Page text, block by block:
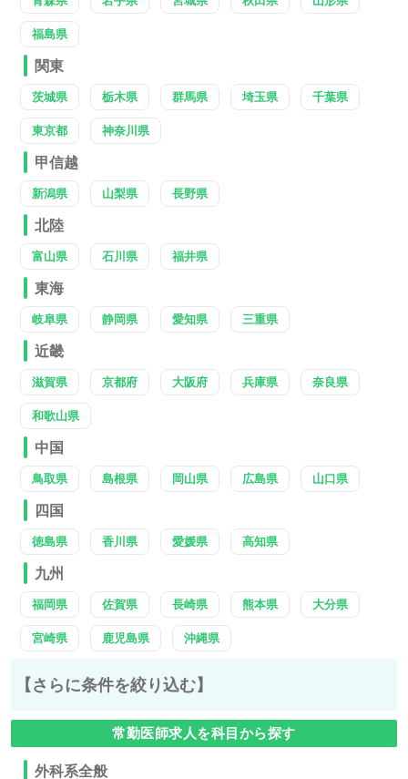
福島県
関東
茨城県 栃木県 群馬県 埼玉県 千葉県
東京都 神奈川県
甲信越
新潟県 山梨県 長野県
北陸
富山県 石川県 福井県
東海
岐阜県 静岡県 愛知県 三重県
近畿
滋賀県 京都府 大阪府 兵庫県 奈良県
和歌山県
中国
鳥取県 島根県 岡山県 広島県 山口県
四国
徳島県 香川県 愛媛県 高知県
九州
福岡県 佐賀県 長崎県 熊本県 大分県
宮崎県 鹿児島県 沖縄県
【さらに条件を絞り込む】
常勤医師求人を科目から探す
外科系全般